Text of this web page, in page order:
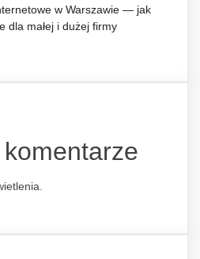
w Warszawie — jak
dla małej i dużej firmy